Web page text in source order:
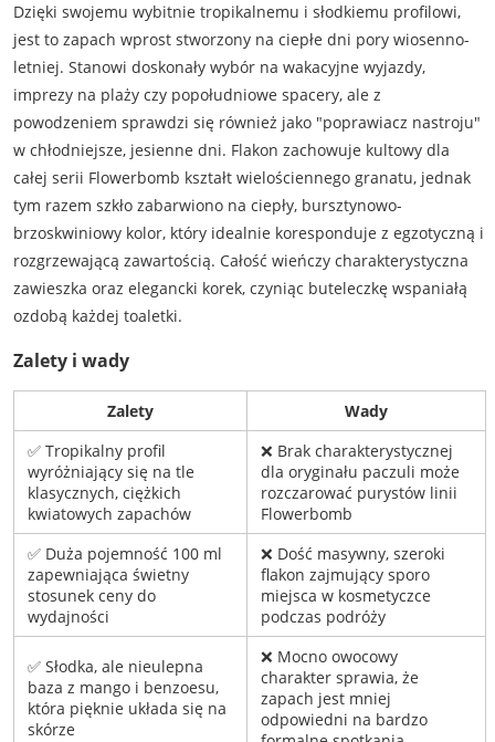
Dzięki swojemu wybitnie tropikalnemu i słodkiemu profilowi,
jest to zapach wprost stworzony na ciepłe dni pory wiosenno-
letniej. Stanowi doskonały wybór na wakacyjne wyjazdy,
imprezy na plaży czy popołudniowe spacery, ale z
powodzeniem sprawdzi się również jako "poprawiacz nastroju"
w chłodniejsze, jesienne dni. Flakon zachowuje kultowy dla
całej serii Flowerbomb kształt wielościennego granatu, jednak
tym razem szkło zabarwiono na ciepły, bursztynowo-
brzoskwiniowy kolor, który idealnie koresponduje z egzotyczną i
rozgrzewającą zawartością. Całość wieńczy charakterystyczna
zawieszka oraz elegancki korek, czyniąc buteleczkę wspaniałą
ozdobą każdej toaletki.
Zalety i wady
Zalety
Wady
✅ Tropikalny profil
wyróżniający się na tle
klasycznych, ciężkich
kwiatowych zapachów
❌ Brak charakterystycznej
dla oryginału paczuli może
rozczarować purystów linii
Flowerbomb
✅ Duża pojemność 100 ml
zapewniająca świetny
stosunek ceny do
wydajności
❌ Dość masywny, szeroki
flakon zajmujący sporo
miejsca w kosmetyczce
podczas podróży
✅ Słodka, ale nieulepna
baza z mango i benzoesu,
która pięknie układa się na
skórze
❌ Mocno owocowy
charakter sprawia, że
zapach jest mniej
odpowiedni na bardzo